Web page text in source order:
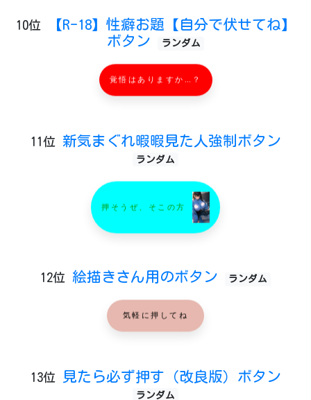
10位
【R-18】性癖お題【自分で伏せてね】
ボタン
ランダム
覚悟はありますか…？
11位 新気まぐれ暇暇見た人強制ボタン
ランダム
押そうぜ、そこの方
12位 絵描きさん用のボタン ランダム
気軽に押してね
13位 見たら必ず押す（改良版）ボタン
ランダム